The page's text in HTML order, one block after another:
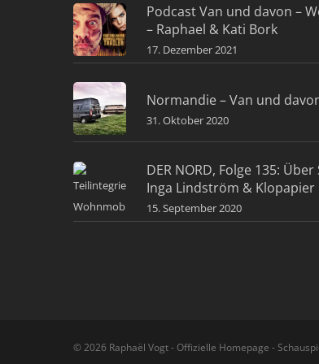
Podcast Van und davon –
– Raphael & Kati Bork
17. Dezember 2021
Normandie – Van und
31. Oktober 2020
DER NORD, Folge 135:
Inga Lindström & Klopapier
15. September 2020
© 2026 Raphaël Vogt - Offizielle Homepage -